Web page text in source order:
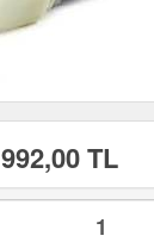
992,00 TL